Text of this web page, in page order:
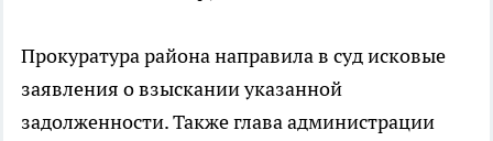
Прокуратура района направила в суд исковые
заявления о взыскании указанной
задолженности. Также глава администрации